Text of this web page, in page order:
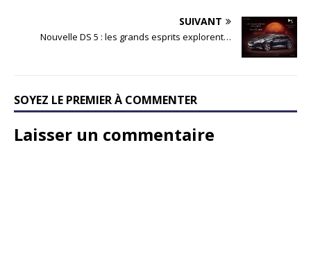
SUIVANT
Nouvelle DS 5 : les grands esprits explorent…
SOYEZ LE PREMIER À COMMENTER
Laisser un commentaire